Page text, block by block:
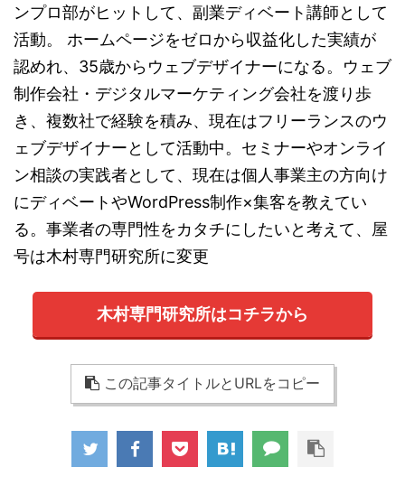
ンプロ部がヒットして、副業ディベート講師として
活動。 ホームページをゼロから収益化した実績が
認めれ、35歳からウェブデザイナーになる。ウェブ
制作会社・デジタルマーケティング会社を渡り歩
き、複数社で経験を積み、現在はフリーランスのウ
ェブデザイナーとして活動中。セミナーやオンライ
ン相談の実践者として、現在は個人事業主の方向け
にディベートやWordPress制作×集客を教えてい
る。事業者の専門性をカタチにしたいと考えて、屋
号は木村専門研究所に変更
木村専門研究所はコチラから
この記事タイトルとURLをコピー